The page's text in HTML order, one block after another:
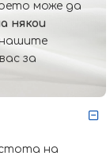
може да
някои
за
на